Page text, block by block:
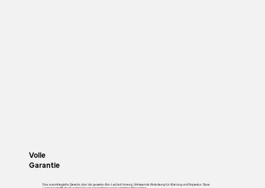
Eine vollumfängliche Garantie über die gesamte Abo-Laufzeit hinweg. Umfassende Abdeckung für Wartung und Reparatur. Diese
Volle
Garantie